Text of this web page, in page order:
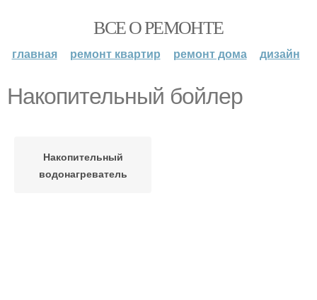
ВСЕ О РЕМОНТЕ
главная ремонт квартир ремонт дома дизайн
Накопительный бойлер
Накопительный
водонагреватель